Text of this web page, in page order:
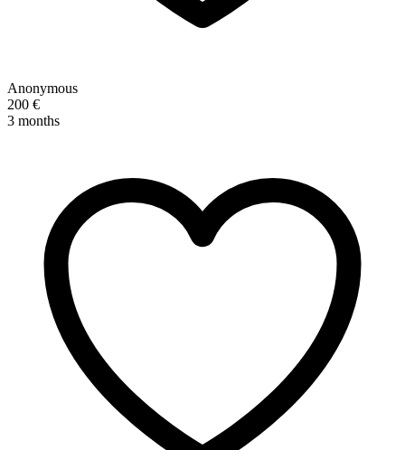
Anonymous
200 €
3 months